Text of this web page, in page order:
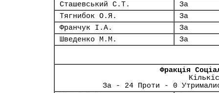
Сташевський С.Т.
За
Тягнибок О.Я.
За
Франчук І.А.
За
Шведенко М.М.
За
Фракція
За - 24 Проти - 0